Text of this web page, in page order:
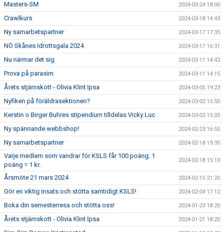
Masters-SM 2024-03-24 18:00
Crawlkurs 2024-03-18 14:43
Ny samarbetspartner 2024-03-17 17:35
NÖ Skånes Idrottsgala 2024 2024-03-17 16:31
Nu närmar det sig 2024-03-11 14:42
Prova på parasim 2024-03-11 14:15
Årets stjärnskott - Olivia Klint Ipsa 2024-03-05 19:23
Nyfiken på föräldrasektionen? 2024-03-02 15:50
Kerstin o Birger Buhres stipendium tilldelas Vicky Luc 2024-03-02 15:05
Ny spännande webbshop! 2024-02-23 16:55
Ny samarbetspartner 2024-02-18 19:35
Varje medlem som vandrar för KSLS får 100 poäng. 1
poäng = 1 kr.
2024-02-18 15:10
Årsmöte 21 mars 2024 2024-02-15 21:20
Gör en viktig insats och stötta samtidigt KSLS! 2024-02-04 17:12
Boka din semesterresa och stötta oss! 2024-01-23 18:20
Årets stjärnskott - Olivia Klint Ipsa 2024-01-21 18:20